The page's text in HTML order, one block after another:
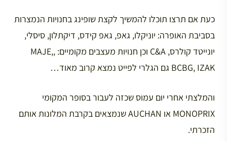
כעת אם תרצו תוכלו להמשיך לקצת שופינג בחנויות הנמצרות
בסביבת האופרה: יוניקלו, גאפ, גאפ קידס, דיקתלון, סיסלי,
יונייטד קולרס, C&A וכן חנויות מעצבים מקומיים: ,MAJE,
BCBG, IZAK גם הגלרי לפייט נמצא קרוב מאוד…
והמלצתי אחרי יום עמוס שכזה לעבור בסופר המקומי
MONOPRIX או AUCHAN שנמצאים בקרבת המלונות אותם
הזכרתי.